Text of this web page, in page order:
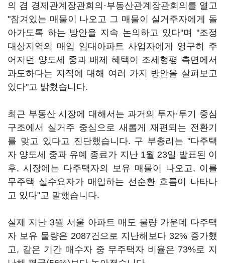
의 겸 경제관계장관회의·부동산관계장관회의를 열고
"잠겨있는 매물이 나오고 그 매물이 실거주자에게 돌
아가도록 하는 방안을 지속 논의하고 있다"며 "조정
대상지역의 매입 임대아파트 사업자에게 영구히 주
어지던 양도세 중과 배제 혜택이 조세형평 측면에서
과도하다는 지적에 대해 여러 가지 방안을 살펴보고
있다"고 밝혔습니다.
최근 부동산 시장에 대해서는 과거의 투자·투기 중심
구조에서 실거주 중심으로 새롭게 재편되는 전환기
를 맞고 있다고 진단했습니다. 구 부총리는 "다주택
자 양도세 중과 유예 종료가 지난 1월 23일 발표된 이
후, 시장에는 다주택자의 보유 매물이 나오고, 이를
무주택 실수요자가 매입하는 선순환 흐름이 나타나
고 있다"고 말했습니다.
실제 지난 3월 서울 아파트 매도 물량 가운데 다주택
자 보유 물량은 2087건으로 지난해보다 32% 증가했
고, 같은 기간 매수자 중 무주택자 비율은 73%로 지